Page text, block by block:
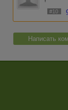
#10
Написать